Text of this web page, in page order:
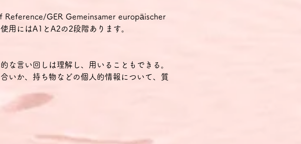
Reference/GER Gemeinsamer europäischer
用にはA1とA2の2段階あります。
な言い回しは理解し、用いることもできる。
いか、持ち物などの個人的情報について、質